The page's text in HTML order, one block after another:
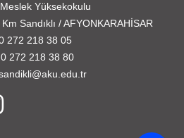
Meslek Yüksekokulu
Sandıklı / AFYONKARAHİSAR
272 218 38 05
272 218 38 80